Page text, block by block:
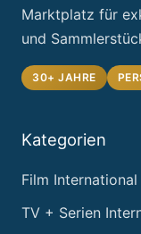
Marktplatz für
und
30+ JAHRE
Kategorien
Film International
TV + Serien